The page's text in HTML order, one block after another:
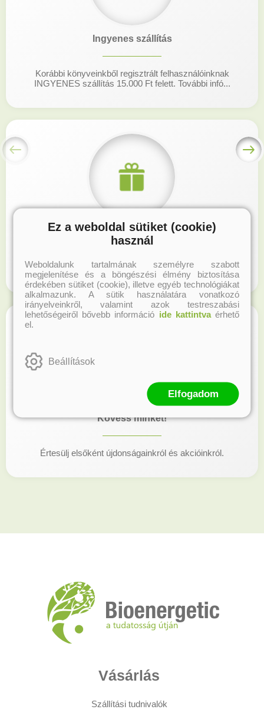
Ingyenes szállítás
Korábbi könyveinkből regisztrált felhasználóinknak
INGYENES szállítás 15.000 Ft felett. További infó...
Hűségprogram
Regisztrálj honlapunkon és gyűjtsd a hűségpontokat!
Kövess minket!
Értesülj elsőként újdonságainkról és akcióinkról.
Vásárlás
Szállítási tudnivalók
Ez a weboldal sütiket (cookie)
használ
Weboldalunk tartalmának személyre szabott
megjelenítése és a böngészési élmény biztosítása
érdekében sütiket (cookie), illetve egyéb technológiákat
alkalmazunk. A sütik használatára vonatkozó
irányelveinkről, valamint azok testreszabási
lehetőségeiről bővebb információ ide kattintvaérhető
el.
Beállítások
Elfogadom